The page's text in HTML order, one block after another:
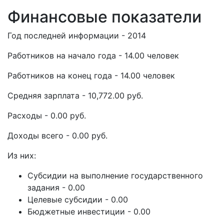
Финансовые показатели
Год последней информации - 2014
Работников на начало года - 14.00 человек
Работников на конец года - 14.00 человек
Средняя зарплата - 10,772.00 руб.
Расходы - 0.00 руб.
Доходы всего - 0.00 руб.
Из них:
Субсидии на выполнение государственного
задания - 0.00
Целевые субсидии - 0.00
Бюджетные инвестиции - 0.00